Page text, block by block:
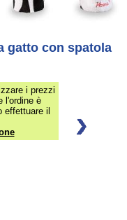
gatto con spatola
i prezzi
l'ordine è
effettuare il